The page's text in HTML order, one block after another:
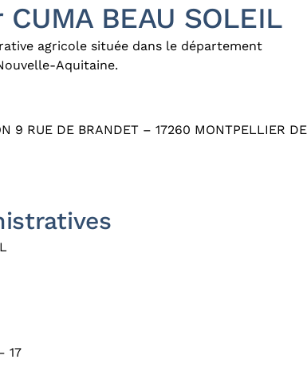
BEAU SOLEIL
agricole située dans le département
Aquitaine.
9 RUE DE BRANDET – 17260 MONTPELLIER DE
17